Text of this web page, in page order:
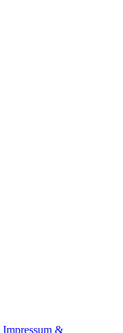
Impressum &